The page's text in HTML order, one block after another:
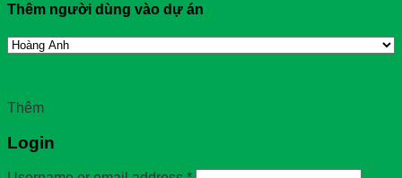
Thêm người dùng vào dự án
Thêm
Login